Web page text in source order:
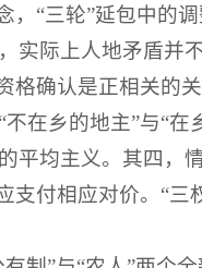
，“三轮”延包中的
实际上人地矛盾并
格确认是正相关的
在乡的地主”与“在
平均主义。其四，
支付相应对价。“三